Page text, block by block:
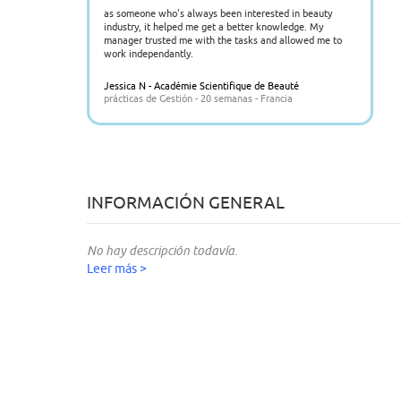
as someone who's always been interested in beauty
industry, it helped me get a better knowledge. My
manager trusted me with the tasks and allowed me to
work independantly.
Jessica N - Académie Scientifique de Beauté
prácticas de Gestión - 20 semanas - Francia
INFORMACIÓN GENERAL
No hay descripción todavía.
Leer más >